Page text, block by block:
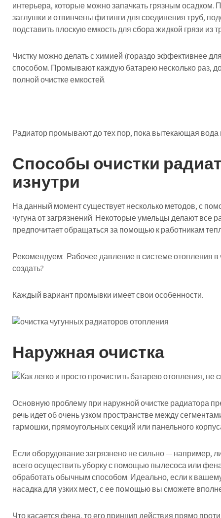
интерьера, которые можно запачкать грязным осадком.
заглушки и отвинчены фитинги для соединения труб,
подставить плоскую емкость для сбора жидкой грязи из
Чистку можно делать с химией (гораздо эффективнее
способом. Промывают каждую батарею несколько раз,
полной очистке емкостей.
Радиатор промывают до тех пор, пока вытекающая вода
Способы очистки
изнутри
На данный момент существует несколько методов, с
чугуна от загрязнений. Некоторые умельцы делают все
предпочитает обращаться за помощью к работникам
Рекомендуем: Рабочее давление в системе отопления в
создать?
Каждый вариант промывки имеет свои особенности.
Наружная очистка
Основную проблему при наружной очистке радиатора
речь идет об очень узком пространстве между
гармошки, прямоугольных секций или панельного
Если оборудование загрязнено не сильно — например,
всего осуществить уборку с помощью пылесоса или
обработать обычным способом. Идеально, если к
насадка для узких мест, с ее помощью вы сможете
Что касается фена, то его принцип действия прямо